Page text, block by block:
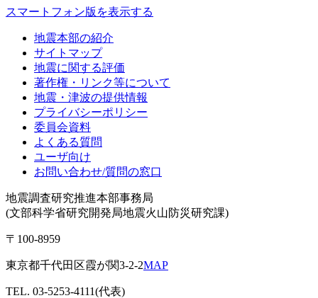
スマートフォン版を表示する
地震本部の紹介
サイトマップ
地震に関する評価
著作権・リンク等について
地震・津波の提供情報
プライバシーポリシー
委員会資料
よくある質問
ユーザ向け
お問い合わせ/質問の窓口
地震調査研究推進本部事務局
(文部科学省研究開発局地震火山防災研究課)
〒100-8959
東京都千代田区霞が関3-2-2MAP
TEL. 03-5253-4111(代表)